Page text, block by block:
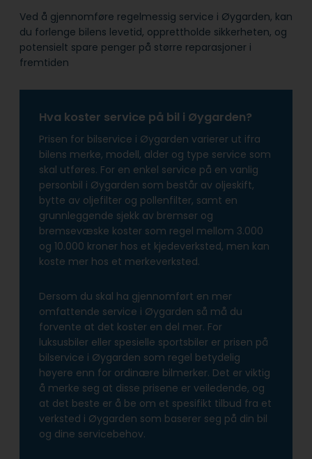
Ved å gjennomføre regelmessig service i Øygarden, kan
du forlenge bilens levetid, opprettholde sikkerheten, og
potensielt spare penger på større reparasjoner i
fremtiden
Hva koster service på bil i Øygarden?
Prisen for bilservice i Øygarden varierer ut ifra
bilens merke, modell, alder og type service som
skal utføres. For en enkel service på en vanlig
personbil i Øygarden som består av oljeskift,
bytte av oljefilter og pollenfilter, samt en
grunnleggende sjekk av bremser og
bremsevæske koster som regel mellom 3.000
og 10.000 kroner hos et kjedeverksted, men kan
koste mer hos et merkeverksted.
Dersom du skal ha gjennomført en mer
omfattende service i Øygarden så må du
forvente at det koster en del mer. For
luksusbiler eller spesielle sportsbiler er prisen på
bilservice i Øygarden som regel betydelig
høyere enn for ordinære bilmerker. Det er viktig
å merke seg at disse prisene er veiledende, og
at det beste er å be om et spesifikt tilbud fra et
verksted i Øygarden som baserer seg på din bil
og dine servicebehov.